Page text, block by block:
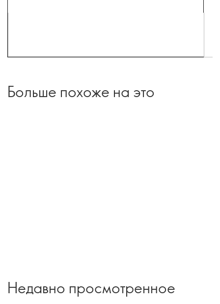
Больше похоже на это
Недавно просмотренное